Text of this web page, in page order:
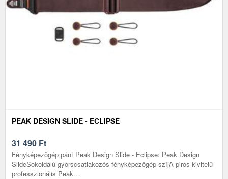
PEAK DESIGN SLIDE - ECLIPSE
31 490 Ft
Fényképezőgép pánt Peak Design Slide - Eclipse: Peak Design
SlideSokoldalú gyorscsatlakozós fényképezőgép-szíjA piros kivitelű
professzionális Peak...